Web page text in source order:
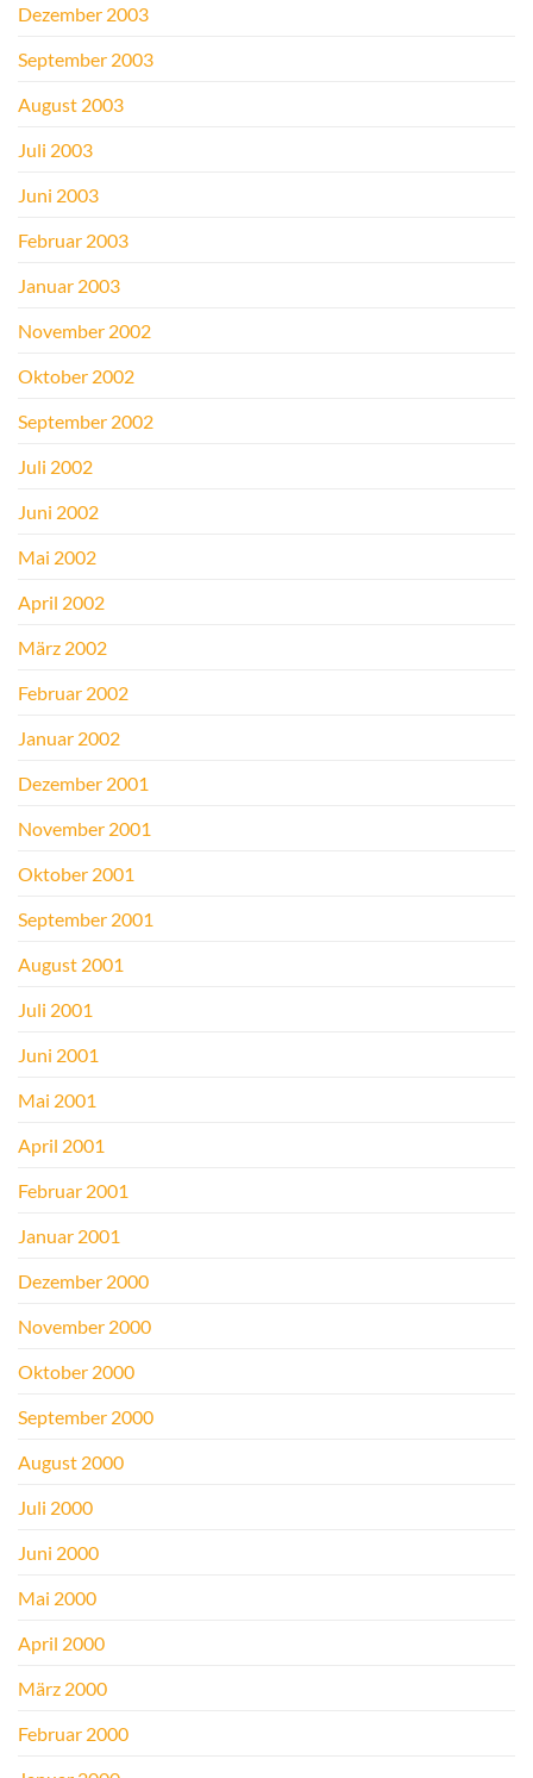
Dezember 2003
September 2003
August 2003
Juli 2003
Juni 2003
Februar 2003
Januar 2003
November 2002
Oktober 2002
September 2002
Juli 2002
Juni 2002
Mai 2002
April 2002
März 2002
Februar 2002
Januar 2002
Dezember 2001
November 2001
Oktober 2001
September 2001
August 2001
Juli 2001
Juni 2001
Mai 2001
April 2001
Februar 2001
Januar 2001
Dezember 2000
November 2000
Oktober 2000
September 2000
August 2000
Juli 2000
Juni 2000
Mai 2000
April 2000
März 2000
Februar 2000